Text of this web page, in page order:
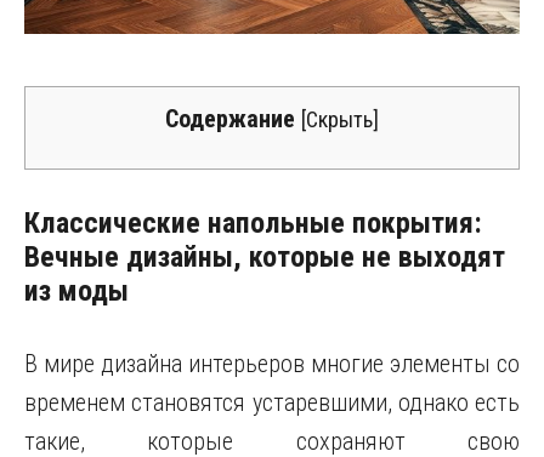
Содержание [Скрыть]
Классические напольные покрытия:
Вечные дизайны, которые не выходят
из моды
В мире дизайна интерьеров многие элементы со
временем становятся устаревшими, однако есть
такие, которые сохраняют свою